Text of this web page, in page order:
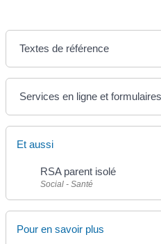
Textes de référence
Services en ligne et formulaires
Et aussi
RSA parent isolé
Social - Santé
Pour en savoir plus